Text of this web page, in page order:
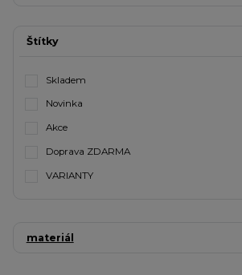
Štítky
Skladem
Novinka
Akce
Doprava ZDARMA
VARIANTY
materiál